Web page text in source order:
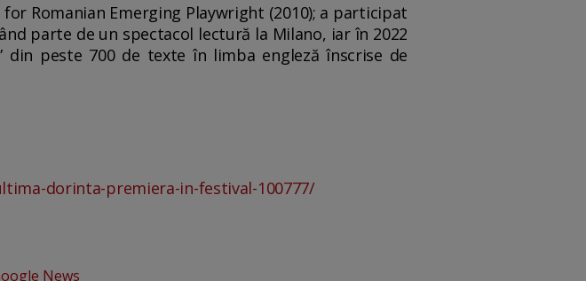
Romanian Emerging Playwright (2010); a participat
parte de un spectacol lectură la Milano, iar în 2022
peste 700 de texte în limba engleză înscrise de
dorinta-premiera-in-festival-100777/
News